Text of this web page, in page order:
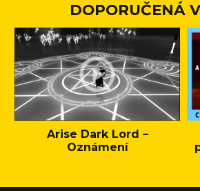
DOPORUČENÁ
Arise Dark Lord –
Oznámení